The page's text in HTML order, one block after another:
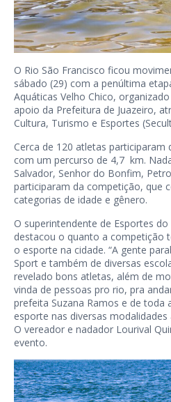
O Rio São Francisco ficou
sábado (29) com a penúltima
Aquáticas Velho Chico,
apoio da Prefeitura de Juazeiro,
Cultura, Turismo e Esportes
Cerca de 120 atletas participaram
com um percurso de 4,7 km.
Salvador, Senhor do Bonfim,
participaram da competição, que
categorias de idade e gênero.
O superintendente de Esportes
destacou o quanto a competição
o esporte na cidade. “A gente
Sport e também de diversas
revelado bons atletas, além de
vinda de pessoas pro rio, pra
prefeita Suzana Ramos e de toda
esporte nas diversas modalidades
O vereador e nadador Lourival
evento.